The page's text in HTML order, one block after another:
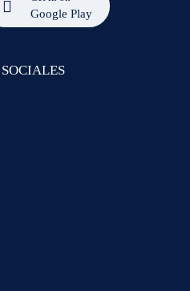
Google Play